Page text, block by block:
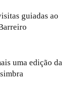
guiadas ao
uma edição da